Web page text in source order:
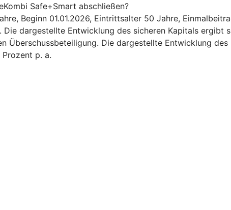
Safe+Smart abschließen?
Beginn 01.01.2026, Eintrittsalter 50 Jahre,
Die dargestellte Entwicklung des sicheren Kapitals
Überschussbeteiligung. Die dargestellte Entwicklung
p. a.